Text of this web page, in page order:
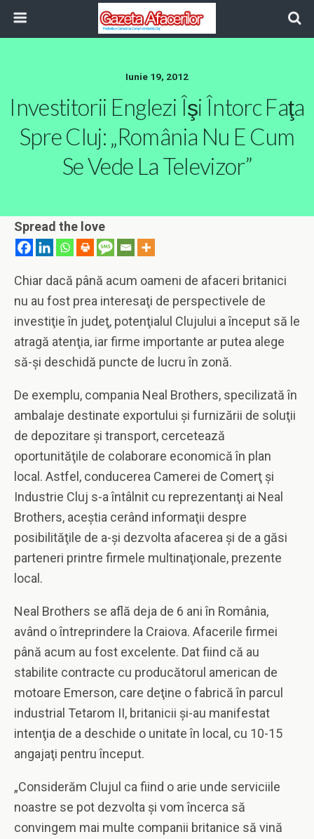
Iunie 19, 2012
Investitorii Englezi Îşi Întorc Faţa
Spre Cluj: „România Nu E Cum
Se Vede La Televizor”
Spread the love
Chiar dacă până acum oameni de afaceri britanici
nu au fost prea interesaţi de perspectivele de
investiţie în judeţ, potenţialul Clujului a început să le
atragă atenţia, iar firme importante ar putea alege
să-şi deschidă puncte de lucru în zonă.
De exemplu, compania Neal Brothers, specilizată în
ambalaje destinate exportului şi furnizării de soluţii
de depozitare şi transport, cercetează
oportunităţile de colaborare economică în plan
local. Astfel, conducerea Camerei de Comerţ şi
Industrie Cluj s-a întâlnit cu reprezentanţi ai Neal
Brothers, aceştia cerând informaţii despre
posibilităţile de a-şi dezvolta afacerea şi de a găsi
parteneri printre firmele multinaţionale, prezente
local.
Neal Brothers se află deja de 6 ani în România,
având o întreprindere la Craiova. Afacerile firmei
până acum au fost excelente. Dat fiind că au
stabilite contracte cu producătorul american de
motoare Emerson, care deţine o fabrică în parcul
industrial Tetarom II, britanicii şi-au manifestat
intenţia de a deschide o unitate în local, cu 10-15
angajaţi pentru început.
„Considerăm Clujul ca fiind o arie unde serviciile
noastre se pot dezvolta şi vom încerca să
convingem mai multe companii britanice să vină